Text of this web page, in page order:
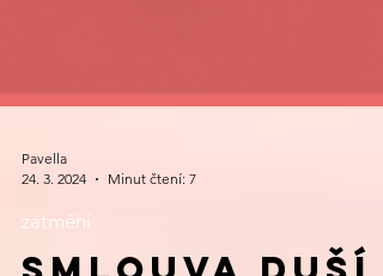
24. 3. 2024
Minut čtení: 7